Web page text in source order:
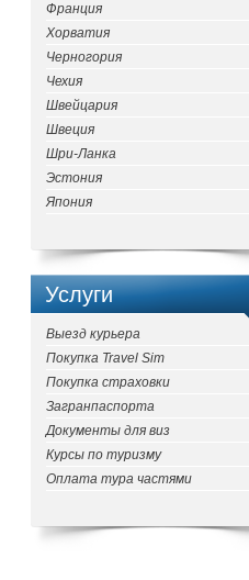
Франция
Хорватия
Черногория
Чехия
Швейцария
Швеция
Шри-Ланка
Эстония
Япония
Услуги
Выезд курьера
Покупка Travel Sim
Покупка страховки
Загранпаспорта
Документы для виз
Курсы по туризму
Оплата тура частями